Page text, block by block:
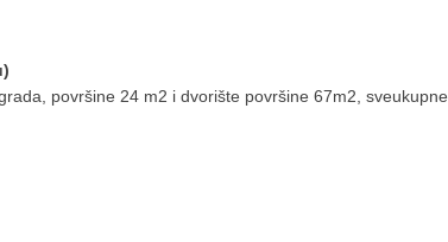
površine 24 m2 i dvorište površine 67m2, sveukupne